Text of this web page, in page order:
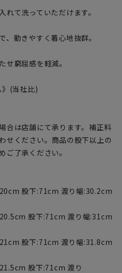
て洗っていただけます。
、動きやすく着心地抜群。
せ窮屈感を軽減。
》(当社比)
合は店舗にて承ります。補正料
せください。商品の股下以上の
ご了承ください。
股下:71cm 渡り幅:30.2cm
股下:71cm 渡り幅:31cm
股下:71cm 渡り幅:31.8cm
股下:71cm 渡り